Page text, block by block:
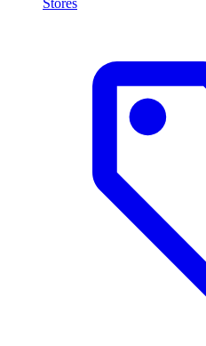
Stores